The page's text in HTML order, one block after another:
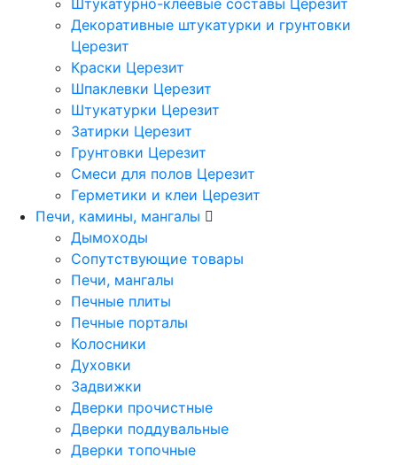
Штукатурно-клеевые составы Церезит
Декоративные штукатурки и грунтовки
Церезит
Краски Церезит
Шпаклевки Церезит
Штукатурки Церезит
Затирки Церезит
Грунтовки Церезит
Смеси для полов Церезит
Герметики и клеи Церезит
Печи, камины, мангалы
Дымоходы
Сопутствующие товары
Печи, мангалы
Печные плиты
Печные порталы
Колосники
Духовки
Задвижки
Дверки прочистные
Дверки поддувальные
Дверки топочные